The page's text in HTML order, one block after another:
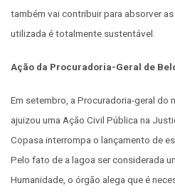
também vai contribuir para absorver
utilizada é totalmente sustentável.
Ação da Procuradoria-Geral de
Em setembro, a Procuradoria-geral do
ajuizou uma Ação Civil Pública na
Copasa interrompa o lançamento de
Pelo fato de a lagoa ser considerada
Humanidade, o órgão alega que é